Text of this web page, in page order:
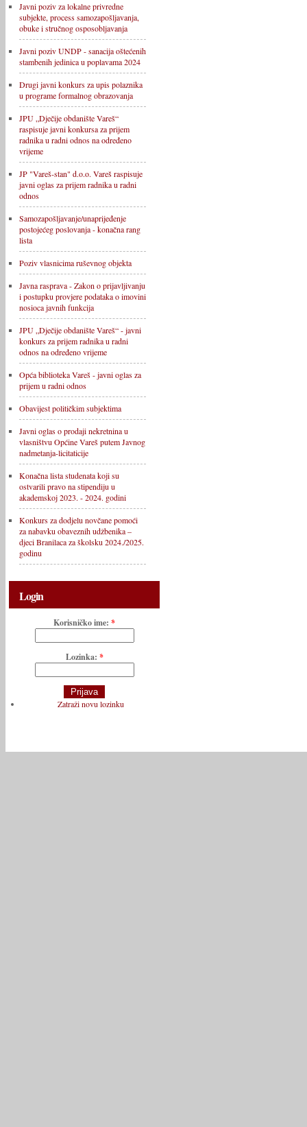
Javni poziv za lokalne privredne
subjekte, process samozapošljavanja,
obuke i stručnog osposobljavanja
Javni poziv UNDP - sanacija oštećenih
stambenih jedinica u poplavama 2024
Drugi javni konkurs za upis polaznika
u programe formalnog obrazovanja
JPU „Dječije obdanište Vareš“
raspisuje javni konkursa za prijem
radnika u radni odnos na određeno
vrijeme
JP "Vareš-stan" d.o.o. Vareš raspisuje
javni oglas za prijem radnika u radni
odnos
Samozapošljavanje/unaprijeđenje
postojećeg poslovanja - konačna rang
lista
Poziv vlasnicima ruševnog objekta
Javna rasprava - Zakon o prijavljivanju
i postupku provjere podataka o imovini
nosioca javnih funkcija
JPU „Dječije obdanište Vareš“ - javni
konkurs za prijem radnika u radni
odnos na određeno vrijeme
Opća biblioteka Vareš - javni oglas za
prijem u radni odnos
Obavijest političkim subjektima
Javni oglas o prodaji nekretnina u
vlasništvu Općine Vareš putem Javnog
nadmetanja-licitaticije
Konačna lista studenata koji su
ostvarili pravo na stipendiju u
akademskoj 2023. - 2024. godini
Konkurs za dodjelu novčane pomoći
za nabavku obaveznih udžbenika –
djeci Branilaca za školsku 2024./2025.
godinu
Login
Korisničko ime: *
Lozinka: *
Zatraži novu lozinku